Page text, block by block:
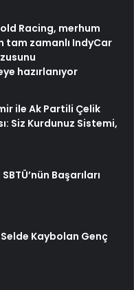
Racing, merhum
tam zamanlı IndyCar
hazırlanıyor
ile Ak Partili Çelik
Siz Kurdunuz Sistemi,
Başarıları
Kaybolan Genç